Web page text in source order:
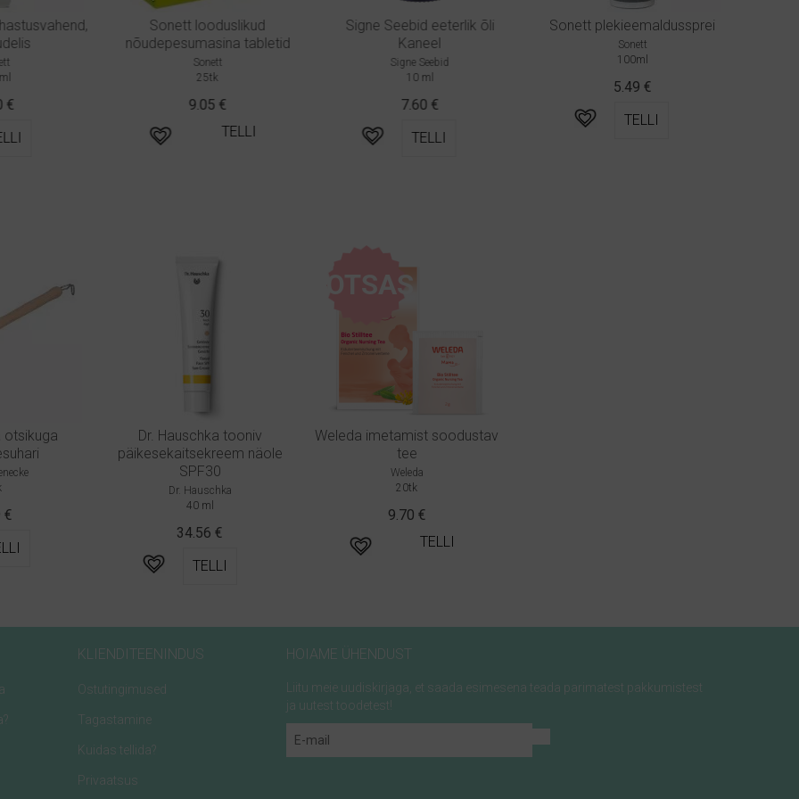
Sonett looduslikud
nõudepesumasina tabletid
Sonett
25tk
9.05€
TELLI
Signe Seebid eeterlik õli
Kaneel
Signe Seebid
10 ml
7.60€
TELLI
Sonett plekieemaldussprei
Sonett
100ml
5.49€
TELLI
otsikuga
€
Dr. Hauschka tooniv
päikesekaitsekreem näole
SPF30
Dr. Hauschka
40 ml
34.56 €
TELLI
OTSAS
Weleda imetamist soodustav
tee
Weleda
20tk
9.70 €
TELLI
KLIENDITEENINDUS
Ostutingimused
Tagastamine
Kuidas tellida?
Privaatsus
HOIAME ÜHENDUST
Liitu meie uudiskirjaga, et saada esimesena teada parimatest pakkumistest
ja uutest toodetest!